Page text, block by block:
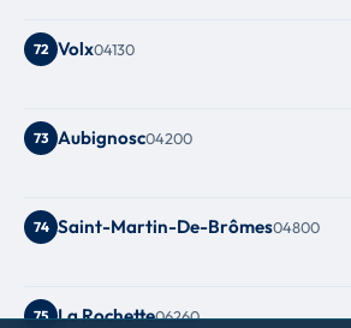
72 Volx04130
73 Aubignosc04200
74 Saint-Martin-De-Brômes04800
75 La Rochette06260